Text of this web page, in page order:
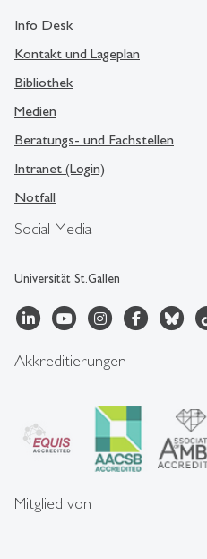
Social Media
Universität St.Gallen
Info Desk
Kontakt und Lageplan
Bibliothek
Medien
Beratungs- und Fachstellen
Intranet (Login)
Notfall
Akkreditierungen
Mitglied von